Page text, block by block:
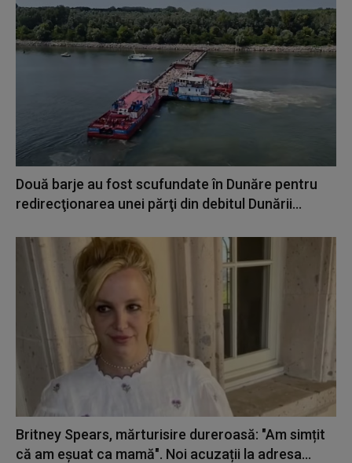
Două barje au fost scufundate în Dunăre pentru
redirecţionarea unei părţi din debitul Dunării...
Britney Spears, mărturisire dureroasă: "Am simțit
că am eșuat ca mamă". Noi acuzații la adresa...